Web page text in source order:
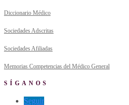
Diccionario Médico
Sociedades Adscritas
Sociedades Afiliadas
Memorias Competencias del Médico General
SÍGANOS
Seguir